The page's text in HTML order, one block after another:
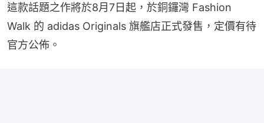
這款話題之作將於8月7日起，於銅鑼灣 Fashion
Walk 的 adidas Originals 旗艦店正式發售，定價有待
官方公佈。